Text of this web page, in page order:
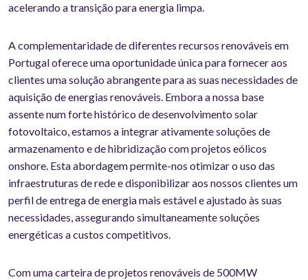
acelerando a transição para energia limpa.
A complementaridade de diferentes recursos renováveis em
Portugal oferece uma oportunidade única para fornecer aos
clientes uma solução abrangente para as suas necessidades de
aquisição de energias renováveis. Embora a nossa base
assente num forte histórico de desenvolvimento solar
fotovoltaico, estamos a integrar ativamente soluções de
armazenamento e de hibridização com projetos eólicos
onshore. Esta abordagem permite-nos otimizar o uso das
infraestruturas de rede e disponibilizar aos nossos clientes um
perfil de entrega de energia mais estável e ajustado às suas
necessidades, assegurando simultaneamente soluções
energéticas a custos competitivos.
Com uma carteira de projetos renováveis de 500MW